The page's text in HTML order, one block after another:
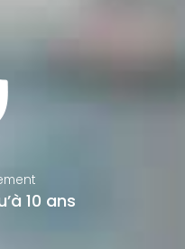
10 ans